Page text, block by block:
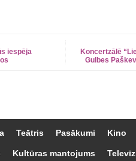
iespēja
Koncertzālē
Gulbes
Teātris Pasākumi Kino
Kultūras mantojums